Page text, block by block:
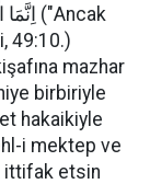
49:10.)
mazhar
birbiriyle
hakaikiyle
i mektep ve
ittifak etsin